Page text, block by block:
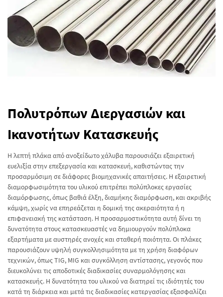
Πολυτρόπων Διεργασιών και
Ικανοτήτων Κατασκευής
Η λεπτή πλάκα από ανοξείδωτο χάλυβα παρουσιάζει εξαιρετική
ευελιξία στην επεξεργασία και κατασκευή, καθιστώντας την
προσαρμόσιμη σε διάφορες βιομηχανικές απαιτήσεις. Η εξαιρετική
διαμορφωσιμότητα του υλικού επιτρέπει πολύπλοκες εργασίες
διαμόρφωσης, όπως βαθιά έλξη, διαμήκης διαμόρφωση, και ακριβής
κάμψη, χωρίς να επηρεάζεται η δομική της ακεραιότητα ή η
επιφανειακή της κατάσταση. Η προσαρμοστικότητα αυτή δίνει τη
δυνατότητα στους κατασκευαστές να δημιουργούν πολύπλοκα
εξαρτήματα με αυστηρές ανοχές και σταθερή ποιότητα. Οι πλάκες
παρουσιάζουν υψηλή συγκολλησιμότητα με τη χρήση διαφόρων
τεχνικών, όπως TIG, MIG και συγκόλληση αντίστασης, γεγονός που
διευκολύνει τις αποδοτικές διαδικασίες συναρμολόγησης και
κατασκευής. Η δυνατότητα του υλικού να διατηρεί τις ιδιότητές του
κατά τη διάρκεια και μετά τις διαδικασίες κατεργασίας εξασφαλίζει